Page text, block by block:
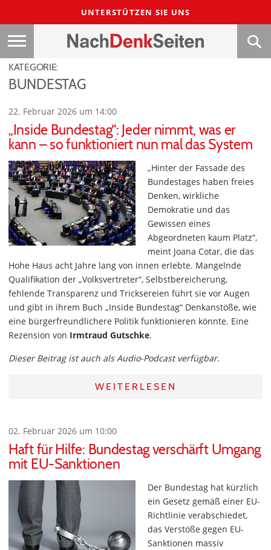
UNTERSTÜTZEN SIE UNS
KATEGORIE:
BUNDESTAG
22. Februar 2026 um 14:00
„Inside Bundestag“: Jeder nimmt, was er
kann – so funktioniert nun mal das System
„Hinter der Fassade des
Bundestages haben freies
Denken, wirkliche
Demokratie und das
Gewissen eines
Abgeordneten kaum Platz“,
meint Joana Cotar, die das
Hohe Haus acht Jahre lang von innen erlebte. Mangelnde
Qualifikation der „Volksvertreter“, Selbstbereicherung,
fehlende Transparenz und Tricksereien führt sie vor Augen
und gibt in ihrem Buch „Inside Bundestag“ Denkanstöße, wie
eine bürgerfreundlichere Politik funktionieren könnte. Eine
Rezension von Irmtraud Gutschke.
Dieser Beitrag ist auch als Audio-Podcast verfügbar.
WEITERLESEN
02. Februar 2026 um 10:00
Haft für Hilfe: Bundestag verschärft Umgang
mit EU-Sanktionen
Der Bundestag hat kürzlich
ein Gesetz gemäß einer EU-
Richtlinie verabschiedet,
das Verstöße gegen EU-
Sanktionen massiv